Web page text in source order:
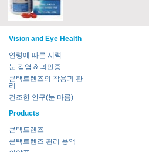
Vision and Eye Health
연령에 따른 시력
눈 감염 & 과민증
콘택트렌즈의 착용과 관
리
건조한 안구(눈 마름)
Products
콘택트렌즈
콘택트렌즈 관리 용액